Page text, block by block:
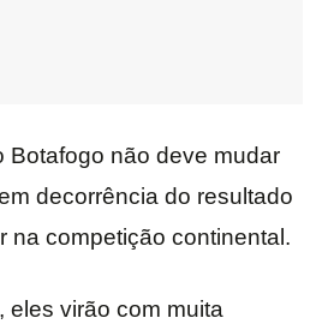
Botafogo não deve mudar
decorrência do resultado
na competição continental.
eles virão com muita